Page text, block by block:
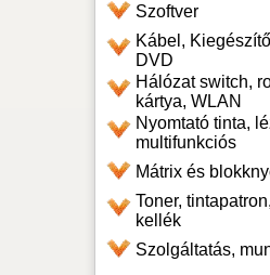
Szoftver
Kábel,
DVD
Hálózat switch,
kártya, WLAN
Nyomtató tinta,
multifunkciós
Mátrix és
Toner,
kellék
Szolgáltatás,